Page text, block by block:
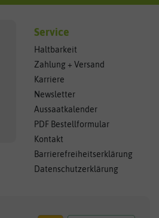
Service
Haltbarkeit
Zahlung + Versand
Karriere
Newsletter
Aussaatkalender
PDF Bestellformular
Kontakt
Barrierefreiheitserklärung
Datenschutzerklärung